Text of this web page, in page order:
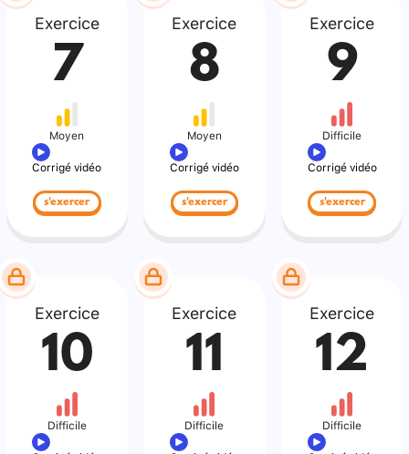
Exercice
7
Moyen
Corrigé vidéo
s'exercer
Exercice
8
Moyen
Corrigé vidéo
s'exercer
Exercice
9
Difficile
Corrigé vidéo
s'exercer
Exercice
10
Difficile
Exercice
11
Difficile
Exercice
12
Difficile